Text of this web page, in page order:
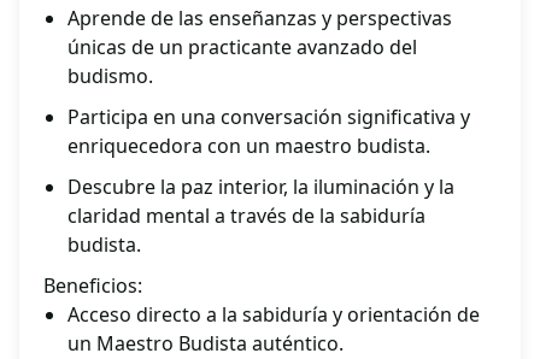
Aprende de las enseñanzas y perspectivas
únicas de un practicante avanzado del
budismo.
Participa en una conversación significativa y
enriquecedora con un maestro budista.
Descubre la paz interior, la iluminación y la
claridad mental a través de la sabiduría
budista.
Beneficios:
Acceso directo a la sabiduría y orientación de
un Maestro Budista auténtico.